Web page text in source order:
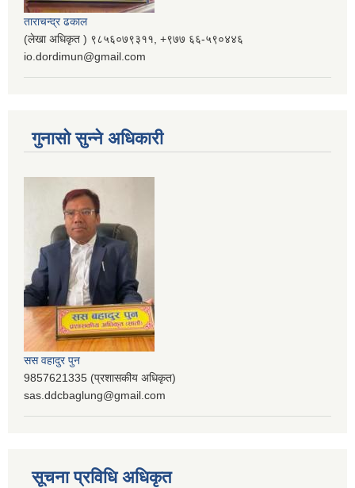
ताराचन्द्र ढकाल
(लेखा अधिकृत ) ९८५६०७९३११, ‌‍‍+९७७ ६६-५९०४४६
io.dordimun@gmail.com
गुनासो सुन्ने अधिकारी
सस वहादुर पुन
9857621335 (प्रशासकीय अधिकृत)
sas.ddcbaglung@gmail.com
सूचना प्रविधि अधिकृत